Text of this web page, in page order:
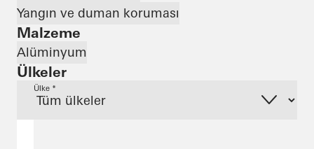
Yangın ve duman koruması
Malzeme
Alüminyum
Ülkeler
Ülke *